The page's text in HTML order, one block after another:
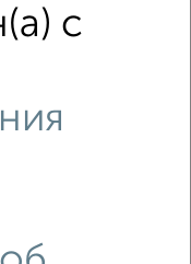
с